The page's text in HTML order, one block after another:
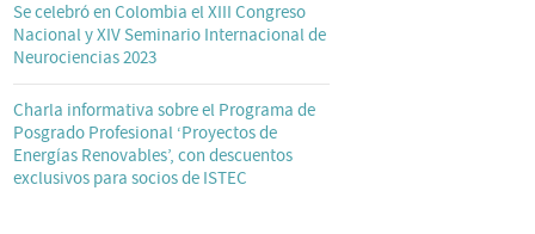
Se celebró en Colombia el XIII Congreso
Nacional y XIV Seminario Internacional de
Neurociencias 2023
Charla informativa sobre el Programa de
Posgrado Profesional ‘Proyectos de
Energías Renovables’, con descuentos
exclusivos para socios de ISTEC